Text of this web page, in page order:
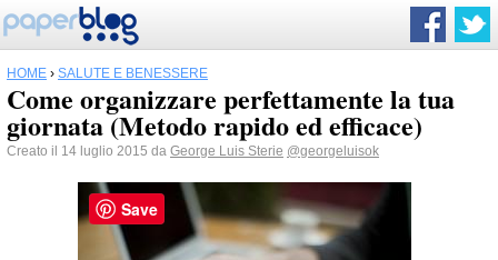
HOME › SALUTE E BENESSERE
Come organizzare perfettamente la tua
giornata (Metodo rapido ed efficace)
Creato il 14 luglio 2015 da George Luis Sterie @georgeluisok
Save